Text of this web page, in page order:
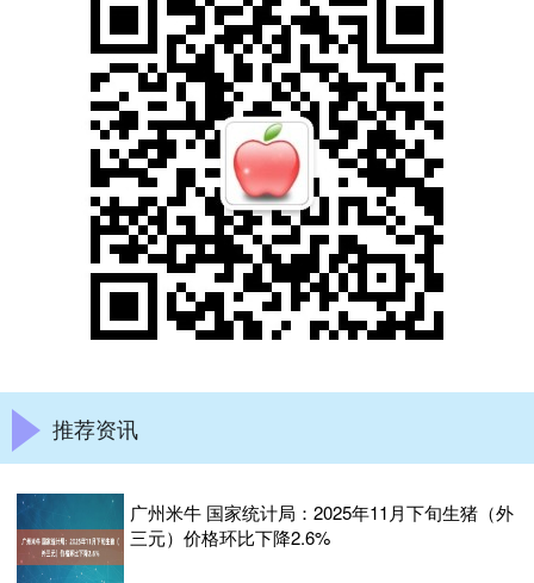
推荐资讯
广州米牛 国家统计局：2025年11月下旬生猪（外
三元）价格环比下降2.6%